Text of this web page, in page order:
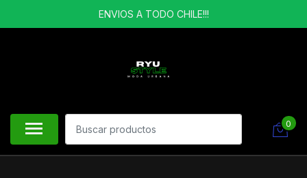
ENVIOS A TODO CHILE!!!
0